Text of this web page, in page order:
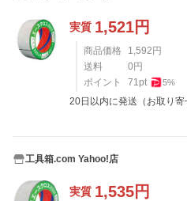
実質 1,521円
商品価格 1,592 円
送料
0 円
ポイント
71pt 5%
20日以内に発送（お取り寄
工具箱.com Yahoo!店
実質 1,535円